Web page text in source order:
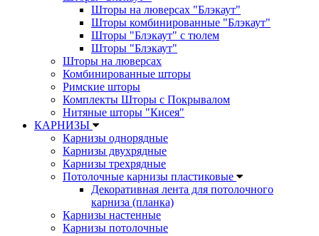
Шторы на люверсах "Блэкаут"
Шторы комбинированные "Блэкаут"
Шторы "Блэкаут" с тюлем
Шторы "Блэкаут"
Шторы на люверсах
Комбинированные шторы
Римские шторы
Комплекты Шторы c Покрывалом
Нитяные шторы "Кисея"
КАРНИЗЫ
Карнизы однорядные
Карнизы двухрядные
Карнизы трехрядные
Потолочные карнизы пластиковые
Декоративная лента для потолочного
карниза (планка)
Карнизы настенные
Карнизы потолочные